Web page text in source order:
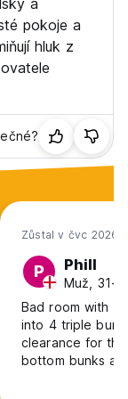
a
pokoje a
hluk z
Zůstal v čvc 2026
P Phill
Muž, 31-
Bad room with
into 4 triple
clearance for
bottom bunks